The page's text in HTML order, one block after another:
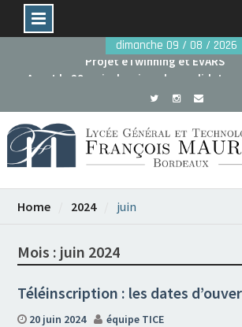
dimanche 09 / 08 / 2026
Avant le 29 mai : dossiers de candidature
Projet eTwinning et EVARS
Home 2024 juin
Mois : juin 2024
Téléinscription : les dates
20 juin 2024 équipe TICE